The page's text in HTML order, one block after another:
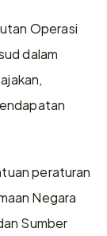
Operasi
dalam
peraturan
Negara
Sumber